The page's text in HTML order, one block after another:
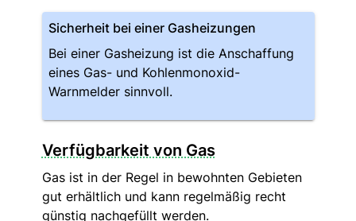
Sicherheit bei einer Gasheizungen
Bei einer Gasheizung ist die Anschaffung
eines Gas- und Kohlenmonoxid-
Warnmelder sinnvoll.
Verfügbarkeit von Gas
Gas ist in der Regel in bewohnten Gebieten
gut erhältlich und kann regelmäßig recht
günstig nachgefüllt werden.